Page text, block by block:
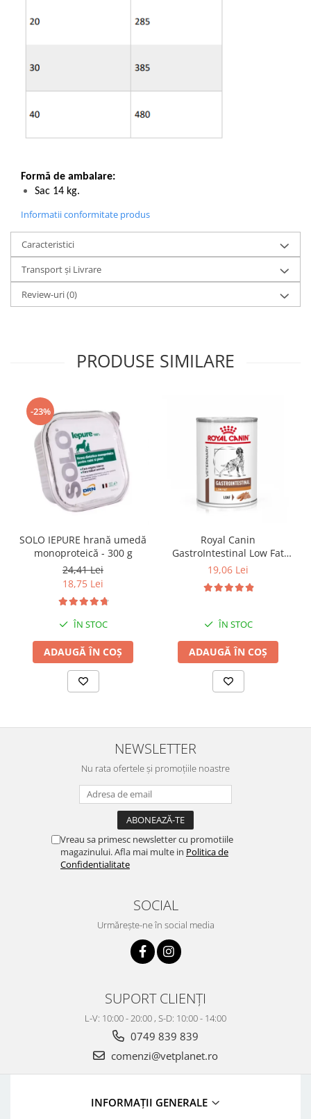
Formă de ambalare:
Sac 14 kg.
Informatii conformitate produs
Caracteristici
Transport și Livrare
Review-uri(0)
PRODUSE SIMILARE
-23%
SOLO IEPURE hrană umedă
monoproteică - 300 g
24,41 Lei
18,75 Lei
ÎN STOC
ADAUGĂ ÎN COȘ
Royal Canin
GastroIntestinal Low Fat
Dog– 420 g
19,06 Lei
ÎN STOC
ADAUGĂ ÎN COȘ
NEWSLETTER
Nu rata ofertele și promoțiile noastre
Vreau sa primesc newsletter cu promotiile
magazinului. Afla mai multe in Politica de
Confidentialitate
SOCIAL
Urmărește-ne în social media
SUPORT CLIENȚI
L-V: 10:00 - 20:00 , S-D: 10:00 - 14:00
0749 839 839
comenzi@vetplanet.ro
INFORMAȚII GENERALE